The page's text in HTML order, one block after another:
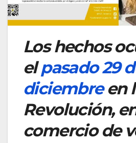
Los hechos
elpasado 29
diciembreen
Revolución,
comercio de